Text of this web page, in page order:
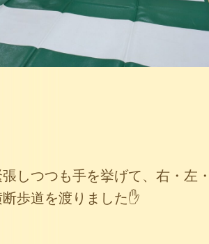
しつつも手を挙げて、右・左
歩道を渡りました✋